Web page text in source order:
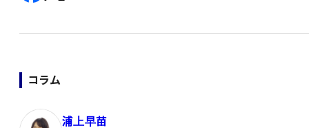
コラム
浦上早苗